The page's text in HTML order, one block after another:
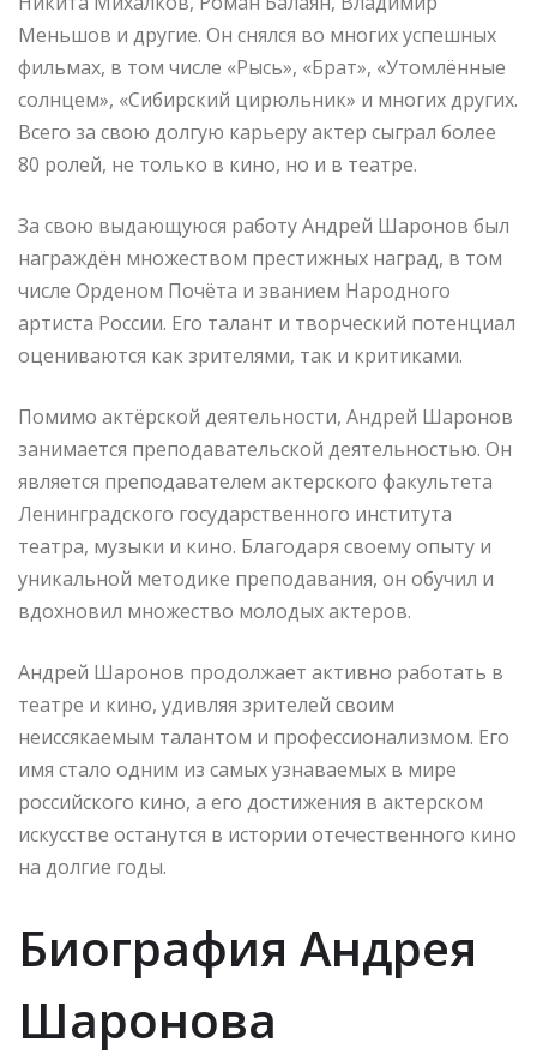
Меньшов и другие. Он снялся во многих успешных
фильмах, в том числе «Рысь», «Брат», «Утомлённые
солнцем», «Сибирский цирюльник» и многих других.
Всего за свою долгую карьеру актер сыграл более
80 ролей, не только в кино, но и в театре.
За свою выдающуюся работу Андрей Шаронов был
награждён множеством престижных наград, в том
числе Орденом Почёта и званием Народного
артиста России. Его талант и творческий потенциал
оцениваются как зрителями, так и критиками.
Помимо актёрской деятельности, Андрей Шаронов
занимается преподавательской деятельностью. Он
является преподавателем актерского факультета
Ленинградского государственного института
театра, музыки и кино. Благодаря своему опыту и
уникальной методике преподавания, он обучил и
вдохновил множество молодых актеров.
Андрей Шаронов продолжает активно работать в
театре и кино, удивляя зрителей своим
неиссякаемым талантом и профессионализмом. Его
имя стало одним из самых узнаваемых в мире
российского кино, а его достижения в актерском
искусстве останутся в истории отечественного кино
на долгие годы.
Биография Андрея
Шаронова